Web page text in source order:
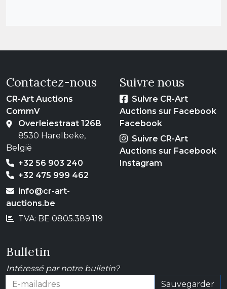
Contactez-nous
CR-Art Auctions
CommV
Overleiestraat 126B
8530 Harelbeke,
België
+32 56 903 240
+32 475 999 462
info@cr-art-
auctions.be
TVA: BE 0805.389.119
Suivre nous
Suivre CR-Art
Auctions sur Facebook
Facebook
Suivre CR-Art
Auctions sur Facebook
Instagram
Bulletin
Intéressé par notre bulletin?
Sauvegarder